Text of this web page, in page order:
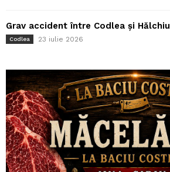
Grav accident între Codlea și Hălchiu
Codlea 23 iulie 2026